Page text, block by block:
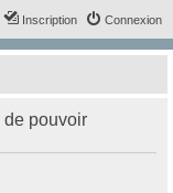
Connexion
Inscription
de pouvoir